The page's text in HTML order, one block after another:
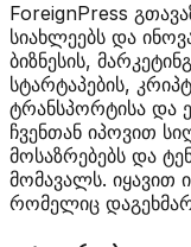
ForeignPress
სიახლეებს და
ბიზნესის,
სტარტაპების,
ტრანსპორტისა და
ჩვენთან იპოვით
მოსაზრებებს და
მომავალს.
რომელიც